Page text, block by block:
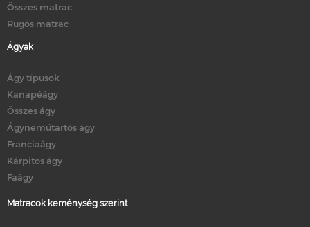
Összes matrac
Rugós matrac
Ágyak
Ágy típusok
Kanapéágy
Összes ágy
Ágyneműtartós ágy
Franciaágy
Kárpitos ágy
Faágy
Matracok keménység szerint